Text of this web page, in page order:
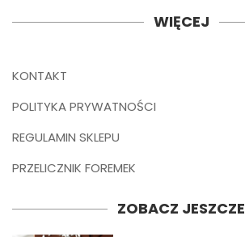
WIĘCEJ
KONTAKT
POLITYKA PRYWATNOŚCI
REGULAMIN SKLEPU
PRZELICZNIK FOREMEK
ZOBACZ JESZCZE